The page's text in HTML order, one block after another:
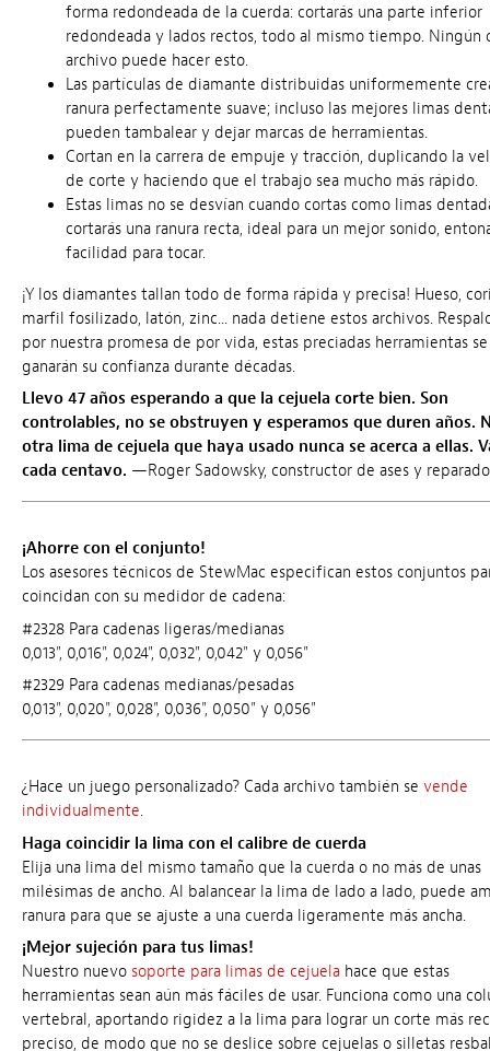
forma redondeada de la cuerda: cortarás una parte inferior
redondeada y lados rectos, todo al mismo tiempo. Ningún
archivo puede hacer esto.
Las partículas de diamante distribuidas uniformemente
ranura perfectamente suave; incluso las mejores limas
pueden tambalear y dejar marcas de herramientas.
Cortan en la carrera de empuje y tracción, duplicando la
de corte y haciendo que el trabajo sea mucho más rápido.
Estas limas no se desvían cuando cortas como limas
cortarás una ranura recta, ideal para un mejor sonido,
facilidad para tocar.
¡Y los diamantes tallan todo de forma rápida y precisa! Hueso,
marfil fosilizado, latón, zinc... nada detiene estos archivos.
por nuestra promesa de por vida, estas preciadas herramientas se
ganarán su confianza durante décadas.
Llevo 47 años esperando a que la cejuela corte bien. Son
controlables, no se obstruyen y esperamos que duren años.
otra lima de cejuela que haya usado nunca se acerca a ellas.
cada centavo. —Roger Sadowsky, constructor de ases y
¡Ahorre con el conjunto!
Los asesores técnicos de StewMac especifican estos conjuntos
coincidan con su medidor de cadena:
#2328 Para cadenas ligeras/medianas
0,013", 0,016", 0,024", 0,032", 0,042" y 0,056"
#2329 Para cadenas medianas/pesadas
0,013", 0,020", 0,028", 0,036", 0,050" y 0,056"
¿Hace un juego personalizado? Cada archivo también se vende
individualmente.
Haga coincidir la lima con el calibre de cuerda
Elija una lima del mismo tamaño que la cuerda o no más de unas
milésimas de ancho. Al balancear la lima de lado a lado, puede
ranura para que se ajuste a una cuerda ligeramente más ancha.
¡Mejor sujeción para tus limas!
Nuestro nuevo soporte para limas de cejuela hace que estas
herramientas sean aún más fáciles de usar. Funciona como una
vertebral, aportando rigidez a la lima para lograr un corte más
preciso, de modo que no se deslice sobre cejuelas o silletas